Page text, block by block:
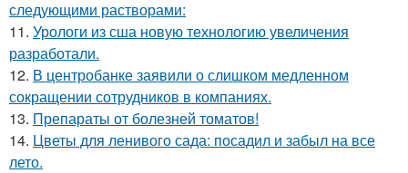
следующими растворами:
11. Урологи из сша новую технологию увеличения
разработали.
12. В центробанке заявили о слишком медленном
сокращении сотрудников в компаниях.
13. Препараты от болезней томатов!
14. Цветы для ленивого сада: посадил и забыл на все
лето.